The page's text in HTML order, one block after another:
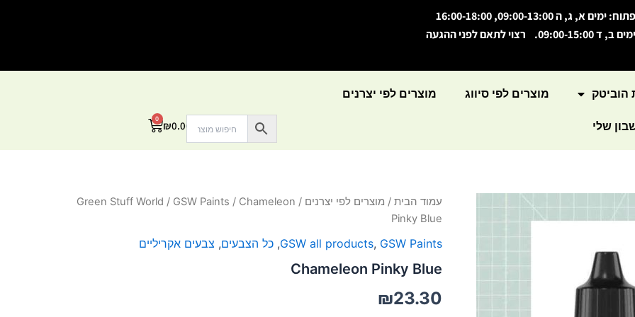
פתוח: ימים א, ג, ה 09:00-13:00, 16:00-18:00
ימים ב, ד 09:00-15:00. רצוי לתאם לפני ההגעה
הוביטק מוצרים לפי סיווג מוצרים לפי יצרנים
שלי ₪0.00
0
עגלת
עמוד הבית / מוצרים לפי יצרנים /
Green Stuff World / GSW Paints / Chameleon
Pinky Blue
GSW all products, GSW Paints
, כל הצבעים, צבעים אקריליים
Chameleon Pinky Blue
₪23.30
כמות
Chameleon
Pinky